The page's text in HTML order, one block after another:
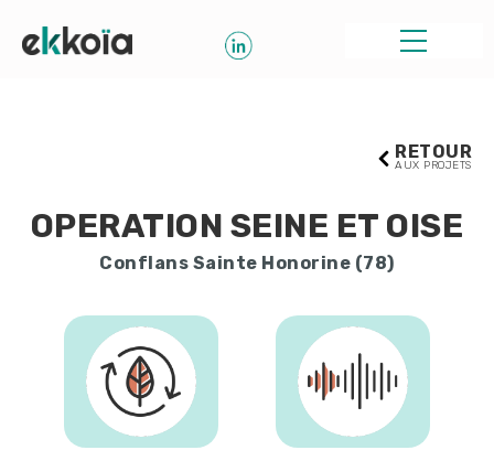
RETOUR
AUX PROJETS
OPERATION SEINE ET OISE
Conflans Sainte Honorine (78)